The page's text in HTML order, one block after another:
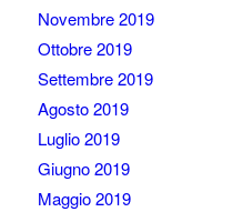
Novembre 2019
Ottobre 2019
Settembre 2019
Agosto 2019
Luglio 2019
Giugno 2019
Maggio 2019